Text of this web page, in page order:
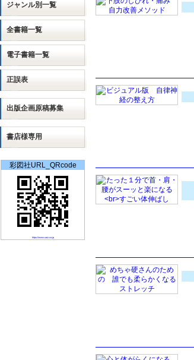
ジャンル別一覧
全書籍一覧
電子書籍一覧
正誤表
出版企画原稿募集
書店様専用
彩図社URL_QRcode
https://www.saiz.co.jp